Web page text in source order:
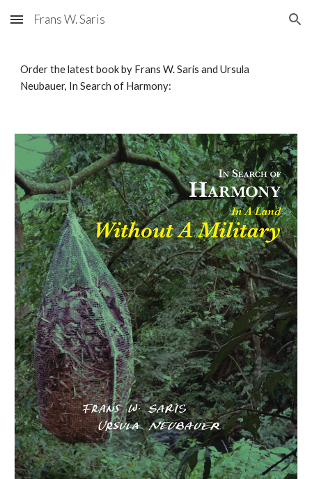
Skip to main content Skip to navigation
Frans W. Saris
Order the latest book by Frans W. Saris and Ursula
Neubauer, In Search of Harmony: